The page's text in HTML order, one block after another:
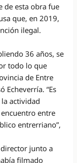
de esta obra fue
que, en 2019,
ilegal.
36 años, se
todo lo que
de Entre
Echeverría. “Es
actividad
entre
entrerriano”,
junto a
filmado